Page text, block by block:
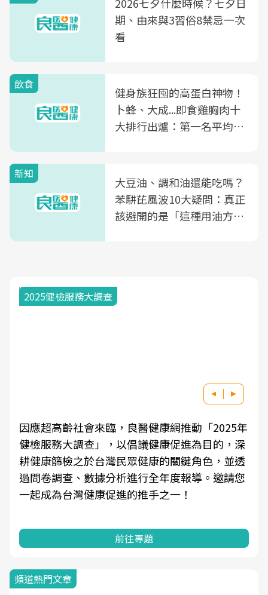
期、由來與3習俗8禁忌一次
看
飲食
健身族狂囤的高蛋白神物！
卜蜂、大成...即食雞胸肉十
大排行出爐：第一名平均一
新知
大豆油、調和油還能吃嗎？
苯駢芘風波10大疑問：真正
該避開的是「這種用油方
2025健檢服務大調查
因應超高齡社會來臨，良醫健康網推動「2025年
健檢服務大調查」，以倡議健康促進為目的，深
耕健康篩檢之於台灣民眾健康的關鍵角色，並透
過問卷調查、數據分析進行全年度報導。邀請您
一起成為台灣健康促進的推手之一！
前往專題
頻道熱門文章